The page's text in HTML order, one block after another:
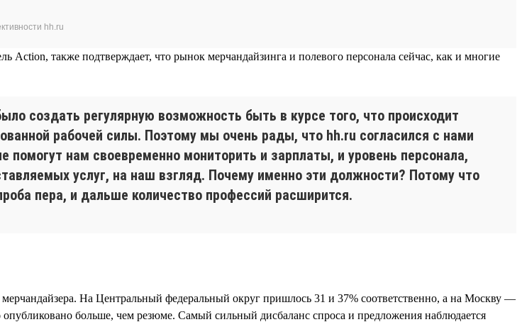
hh.ru
Action, также подтверждает, что рынок мерчандайзинга и полевого персонала сейчас, как и многие
создать регулярную возможность быть в курсе того, что происходит
рабочей силы. Поэтому мы очень рады, что hh.ru согласился с нами
нам своевременно мониторить и зарплаты, и уровень персонала,
услуг, на наш взгляд. Почему именно эти должности? Потому что
пера, и дальше количество профессий расширится.
На Центральный федеральный округ пришлось 31 и 37% соответственно, а на Москву —
больше, чем резюме. Самый сильный дисбаланс спроса и предложения наблюдается